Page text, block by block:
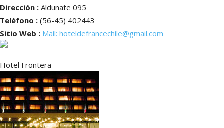
Dirección : Aldunate 095
Teléfono : (56-45) 402443
Sitio Web : Mail: hoteldefrancechile@gmail.com
Hotel Frontera